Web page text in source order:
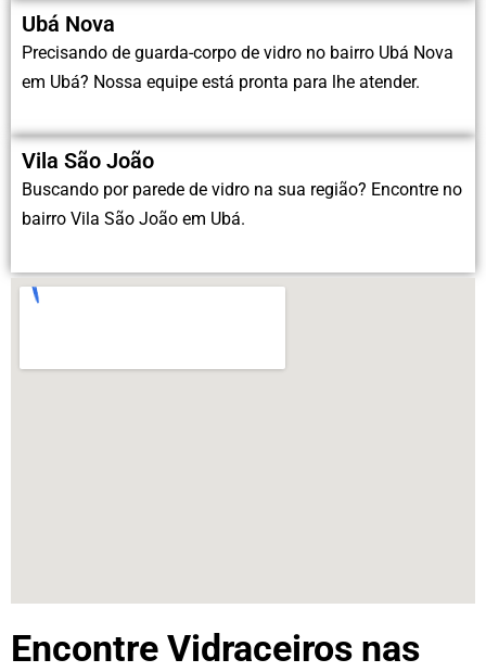
Ubá Nova
Precisando de guarda-corpo de vidro no bairro Ubá Nova
em Ubá? Nossa equipe está pronta para lhe atender.
Vila São João
Buscando por parede de vidro na sua região? Encontre no
bairro Vila São João em Ubá.
Encontre Vidraceiros nas